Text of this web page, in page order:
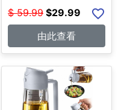
$ 59.99 $29.99
由此查看